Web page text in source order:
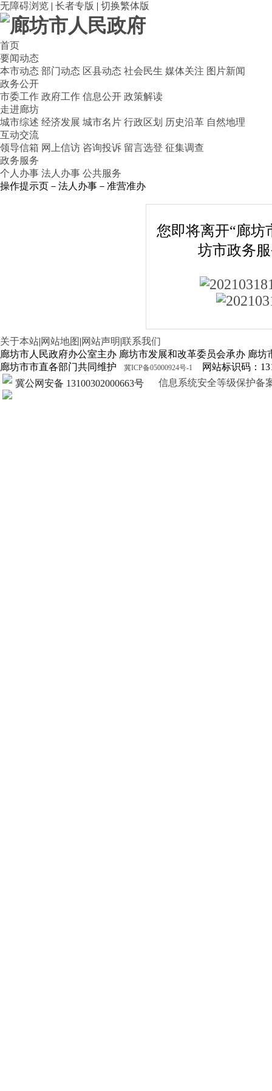
无障碍浏览 | 长者专版 | 切换繁体版
首页
要闻动态
本市动态 部门动态 区县动态 社会民生 媒体关注 图片新闻
政务公开
市委工作 政府工作 信息公开 政策解读
走进廊坊
城市综述 经济发展 城市名片 行政区划 历史沿革 自然地理
互动交流
领导信箱 网上信访 咨询投诉 留言选登 征集调查
政务服务
个人办事 法人办事 公共服务
操作提示页－法人办事－准营准办
您即将离开“廊坊
坊市政务
关于本站|网站地图 |网站声明|联系我们
廊坊市人民政府办公室主办 廊坊市发展和改革委员会承办 廊坊
廊坊市市直各部门共同维护
冀ICP备05000924号-1
网站标识码：
冀公网安备 13100302000663号
信息系统安全等级保护备